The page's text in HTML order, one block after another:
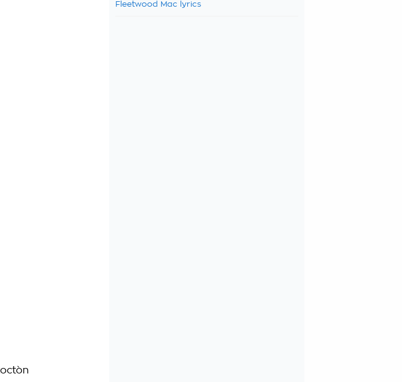
Fleetwood Mac lyrics